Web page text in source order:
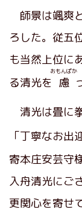
師景は颯爽
ろした。従五
も当然上位に
る清光を 慮
おもんぱか
清光は畳に
「丁寧なお
寄本庄安芸守
入舟清光にご
更関心を寄せ